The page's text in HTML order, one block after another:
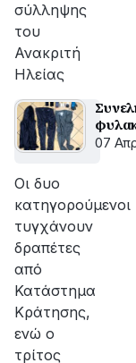
σύλληψης
του
Ανακριτή
Ηλείας
07
Οι δυο
κατηγορούμενοι
τυγχάνουν
δραπέτες
από
Κατάστημα
Κράτησης,
ενώ ο
τρίτος